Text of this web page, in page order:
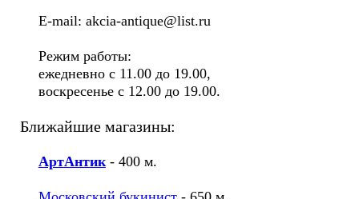
E-mail: akcia-antique@list.ru
Режим работы:
ежедневно с 11.00 до 19.00,
воскресенье с 12.00 до 19.00.
Ближайшие магазины:
АртАнтик- 400 м.